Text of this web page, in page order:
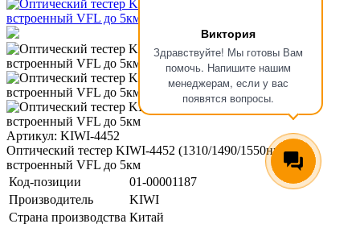
Виктория
Здравствуйте! Мы готовы Вам
помочь. Напишите нашим
менеджерам, если у вас
появятся вопросы.
Артикул: KIWI-4452
Оптический тестер KIWI-4452 (1310/1490/1550нм),
встроенный VFL до 5км
Код-позиции
01-00001187
Производитель
KIWI
Страна производства Китай